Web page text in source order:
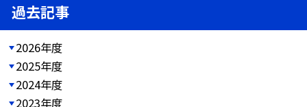
過去記事
2026年度
2025年度
2024年度
2023年度